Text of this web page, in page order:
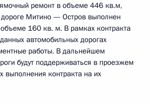
ремонт в объеме 446 кв.м,
Митино — Остров выполнен
160 кв. м. В рамках контракта
автомобильных дорогах
работы. В дальнейшем
будут поддерживаться в проезжем
выполнения контракта на их